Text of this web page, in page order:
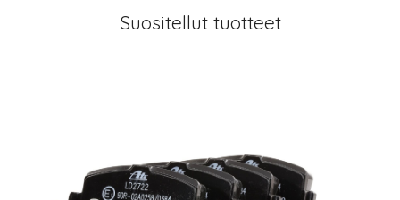
Suositellut tuotteet